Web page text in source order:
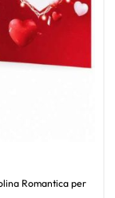
Romantica per